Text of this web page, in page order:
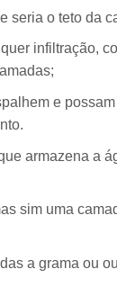
seria o teto da
infiltração,
e
armazena a
sim uma
a grama ou